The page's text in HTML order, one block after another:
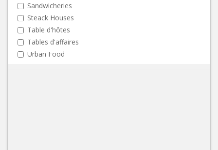
Sandwicheries
Steack Houses
Table d'hôtes
Tables d'affaires
Urban Food